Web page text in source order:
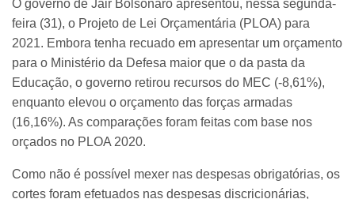
O governo de Jair Bolsonaro apresentou, nessa segunda-
feira (31), o Projeto de Lei Orçamentária (PLOA) para
2021. Embora tenha recuado em apresentar um orçamento
para o Ministério da Defesa maior que o da pasta da
Educação, o governo retirou recursos do MEC (-8,61%),
enquanto elevou o orçamento das forças armadas
(16,16%). As comparações foram feitas com base nos
orçados no PLOA 2020.
Como não é possível mexer nas despesas obrigatórias, os
cortes foram efetuados nas despesas discricionárias,